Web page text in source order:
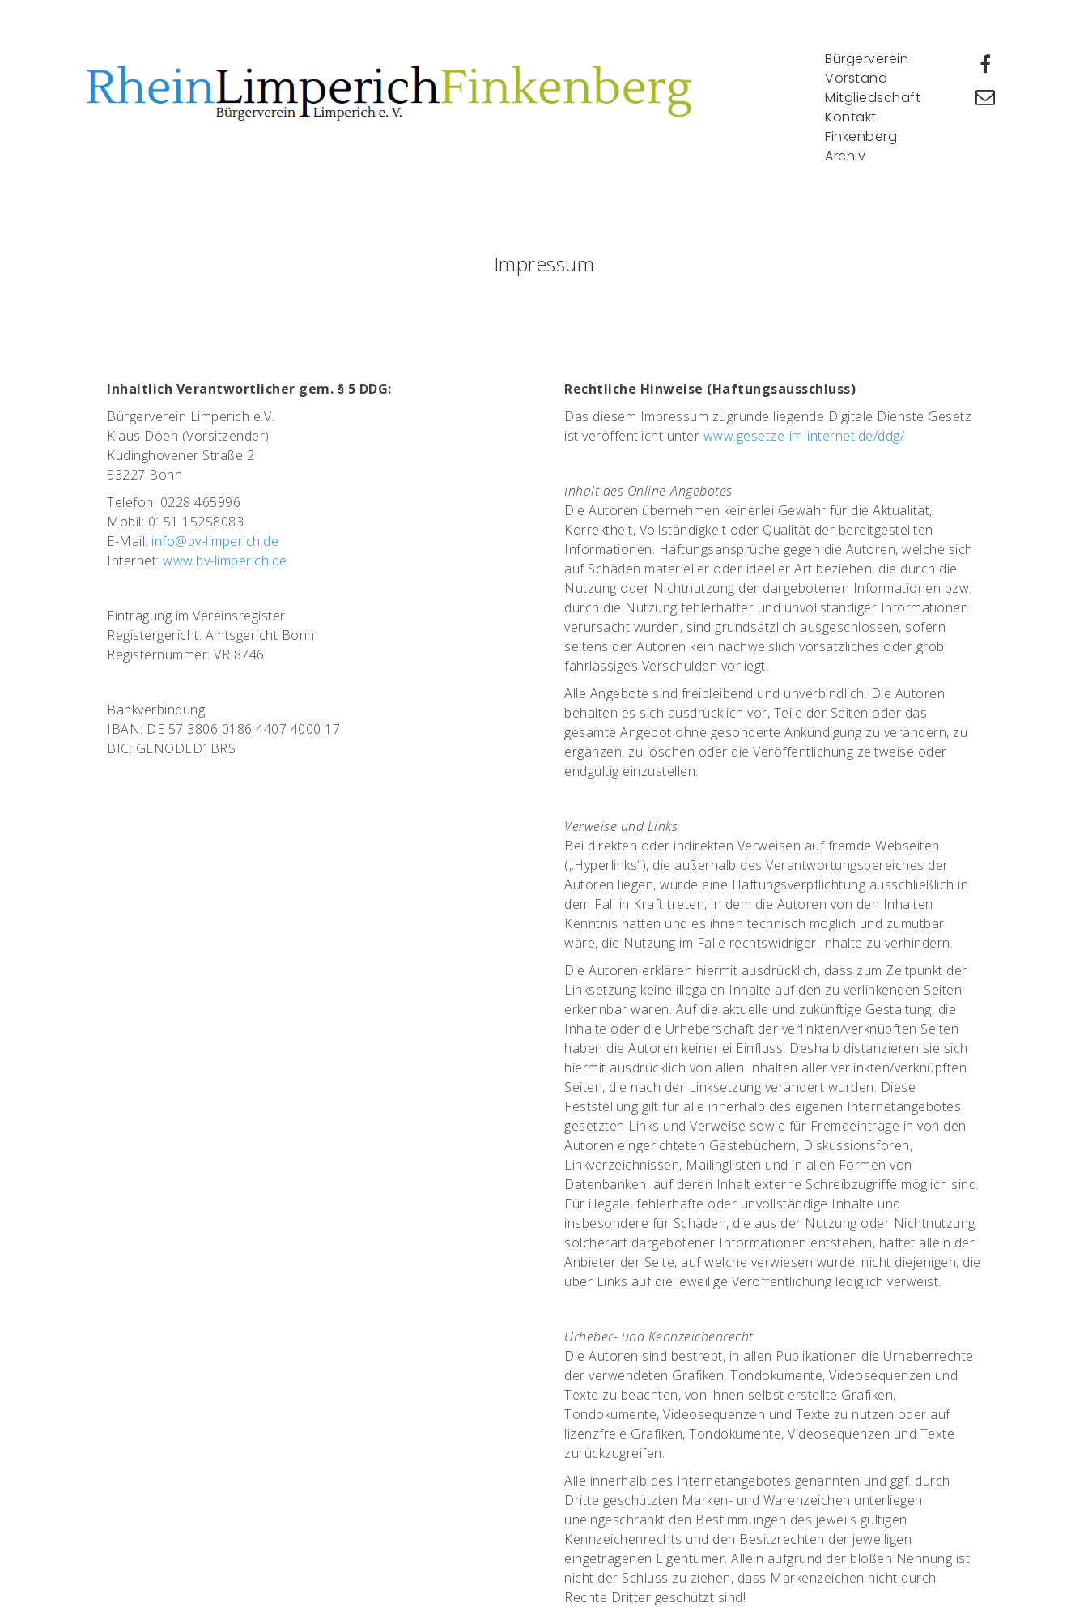
Bürgerverein
Vorstand
Mitgliedschaft
Kontakt
Finkenberg
Archiv
Impressum
Inhaltlich Verantwortlicher gem. § 5 DDG:
Bürgerverein Limperich e.V.
Klaus Döen (Vorsitzender)
Küdinghovener Straße 2
53227 Bonn
Telefon: 0228 465996
Mobil: 0151 15258083
E-Mail: info@bv-limperich.de
Internet: www.bv-limperich.de
Eintragung im Vereinsregister
Registergericht: Amtsgericht Bonn
Registernummer: VR 8746
Bankverbindung
IBAN: DE 57 3806 0186 4407 4000 17
BIC: GENODED1BRS
Rechtliche Hinweise (Haftungsausschluss)
Das diesem Impressum zugrunde liegende Digitale Dienste Gesetz
ist veröffentlicht unter www.gesetze-im-internet.de/ddg/
Inhalt des Online-Angebotes
Die Autoren übernehmen keinerlei Gewähr für die Aktualität,
Korrektheit, Vollständigkeit oder Qualität der bereitgestellten
Informationen. Haftungsansprüche gegen die Autoren, welche sich
auf Schäden materieller oder ideeller Art beziehen, die durch die
Nutzung oder Nichtnutzung der dargebotenen Informationen bzw.
durch die Nutzung fehlerhafter und unvollständiger Informationen
verursacht wurden, sind grundsätzlich ausgeschlossen, sofern
seitens der Autoren kein nachweislich vorsätzliches oder grob
fahrlässiges Verschulden vorliegt.
Alle Angebote sind freibleibend und unverbindlich. Die Autoren
behalten es sich ausdrücklich vor, Teile der Seiten oder das
gesamte Angebot ohne gesonderte Ankündigung zu verändern, zu
ergänzen, zu löschen oder die Veröffentlichung zeitweise oder
endgültig einzustellen.
Verweise und Links
Bei direkten oder indirekten Verweisen auf fremde Webseiten
(„Hyperlinks“), die außerhalb des Verantwortungsbereiches der
Autoren liegen, würde eine Haftungsverpflichtung ausschließlich in
dem Fall in Kraft treten, in dem die Autoren von den Inhalten
Kenntnis hatten und es ihnen technisch möglich und zumutbar
wäre, die Nutzung im Falle rechtswidriger Inhalte zu verhindern.
Die Autoren erklären hiermit ausdrücklich, dass zum Zeitpunkt der
Linksetzung keine illegalen Inhalte auf den zu verlinkenden Seiten
erkennbar waren. Auf die aktuelle und zukünftige Gestaltung, die
Inhalte oder die Urheberschaft der verlinkten/verknüpften Seiten
haben die Autoren keinerlei Einfluss. Deshalb distanzieren sie sich
hiermit ausdrücklich von allen Inhalten aller verlinkten/verknüpften
Seiten, die nach der Linksetzung verändert wurden. Diese
Feststellung gilt für alle innerhalb des eigenen Internetangebotes
gesetzten Links und Verweise sowie für Fremdeinträge in von den
Autoren eingerichteten Gästebüchern, Diskussionsforen,
Linkverzeichnissen, Mailinglisten und in allen Formen von
Datenbanken, auf deren Inhalt externe Schreibzugriffe möglich sind.
Für illegale, fehlerhafte oder unvollständige Inhalte und
insbesondere für Schäden, die aus der Nutzung oder Nichtnutzung
solcherart dargebotener Informationen entstehen, haftet allein der
Anbieter der Seite, auf welche verwiesen wurde, nicht diejenigen, die
über Links auf die jeweilige Veröffentlichung lediglich verweist.
Urheber- und Kennzeichenrecht
Die Autoren sind bestrebt, in allen Publikationen die Urheberrechte
der verwendeten Grafiken, Tondokumente, Videosequenzen und
Texte zu beachten, von ihnen selbst erstellte Grafiken,
Tondokumente, Videosequenzen und Texte zu nutzen oder auf
lizenzfreie Grafiken, Tondokumente, Videosequenzen und Texte
zurückzugreifen.
Alle innerhalb des Internetangebotes genannten und ggf. durch
Dritte geschützten Marken- und Warenzeichen unterliegen
uneingeschränkt den Bestimmungen des jeweils gültigen
Kennzeichenrechts und den Besitzrechten der jeweiligen
eingetragenen Eigentümer. Allein aufgrund der bloßen Nennung ist
nicht der Schluss zu ziehen, dass Markenzeichen nicht durch
Rechte Dritter geschützt sind!